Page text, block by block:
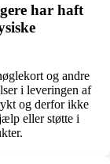
har haft
og andre
i leveringen af
og derfor ikke
eller støtte i